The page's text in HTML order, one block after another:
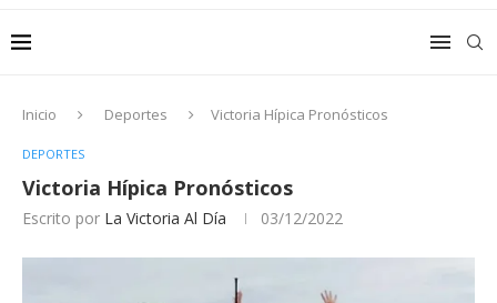
Inicio Deportes Victoria Hípica Pronósticos
DEPORTES
Victoria Hípica Pronósticos
Escrito por La Victoria Al Día 03/12/2022